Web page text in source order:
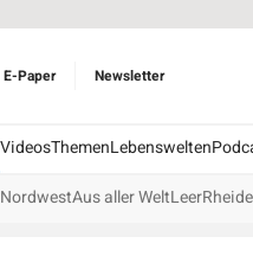
E-Paper Newsletter
VideosThemenLebenswelten
NordwestAus aller WeltLeer